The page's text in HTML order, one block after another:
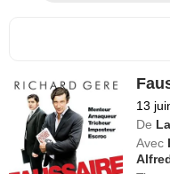
13
De
Avec